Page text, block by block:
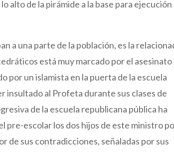
alto de la pirámide a la base para ejecución
a una parte de la población, es la
está muy marcado por el asesinato
por un islamista en la puerta de la escuela
insultado al Profeta durante sus clases de
de la escuela republicana pública ha
pre-escolar los dos hijos de este ministro
de sus contradicciones, señaladas por sus